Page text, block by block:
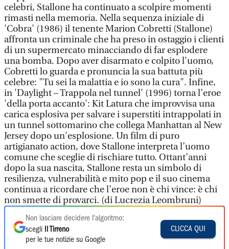
celebri, Stallone ha continuato a scolpire momenti
rimasti nella memoria. Nella sequenza iniziale di
'Cobra' (1986) il tenente Marion Cobretti (Stallone)
affronta un criminale che ha preso in ostaggio i clienti
di un supermercato minacciando di far esplodere
una bomba. Dopo aver disarmato e colpito l'uomo,
Cobretti lo guarda e pronuncia la sua battuta più
celebre: "Tu sei la malattia e io sono la cura". Infine,
in 'Daylight – Trappola nel tunnel' (1996) torna l’eroe
'della porta accanto': Kit Latura che improvvisa una
carica esplosiva per salvare i superstiti intrappolati in
un tunnel sottomarino che collega Manhattan al New
Jersey dopo un'esplosione. Un film di puro
artigianato action, dove Stallone interpreta l’uomo
comune che sceglie di rischiare tutto. Ottant’anni
dopo la sua nascita, Stallone resta un simbolo di
resilienza, vulnerabilità e mito pop e il suo cinema
continua a ricordare che l’eroe non è chi vince: è chi
non smette di provarci. (di Lucrezia Leombruni)
Non lasciare decidere l'algoritmo:
scegli
Il Tirreno
per le tue notizie su Google
CLICCA QUI